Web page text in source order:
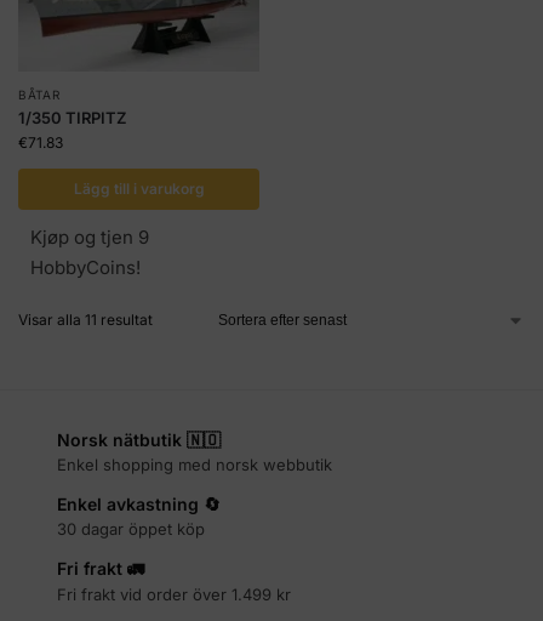
BÅTAR
1/350 TIRPITZ
€71.83
Lägg till i varukorg
Kjøp og tjen 9
HobbyCoins!
Visar alla 11 resultat
Norsk nätbutik 🇳🇴
Enkel shopping med norsk webbutik
Enkel avkastning 🔄
30 dagar öppet köp
Fri frakt 🚛
Fri frakt vid order över 1.499 kr